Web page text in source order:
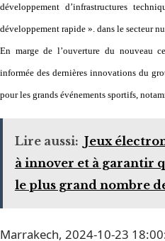
développement d’infrastructures
développement rapide ». dans le secteur
En marge de l’ouverture du nouveau
informée des dernières innovations du
pour les grands événements sportifs,
Lire aussi: Jeux
à innover et à garantir
le plus grand nombre
Marrakech, 2024-10-23